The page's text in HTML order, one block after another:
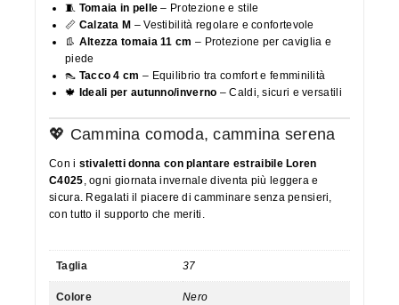
🧵 Tomaia in pelle – Protezione e stile
📏 Calzata M – Vestibilità regolare e confortevole
👢 Altezza tomaia 11 cm – Protezione per caviglia e
piede
👠 Tacco 4 cm – Equilibrio tra comfort e femminilità
🍁 Ideali per autunno/inverno – Caldi, sicuri e versatili
💖 Cammina comoda, cammina serena
Con i stivaletti donna con plantare estraibile Loren
C4025 , ogni giornata invernale diventa più leggera e
sicura. Regalati il piacere di camminare senza pensieri,
con tutto il supporto che meriti.
Taglia 37
Colore Nero